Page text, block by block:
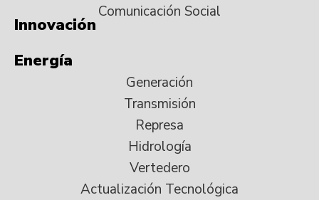
Comunicación Social
Innovación
Energía
Generación
Transmisión
Represa
Hidrología
Vertedero
Actualización Tecnológica